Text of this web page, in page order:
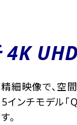
4K
細映像で、空間
ンチモデル「
。